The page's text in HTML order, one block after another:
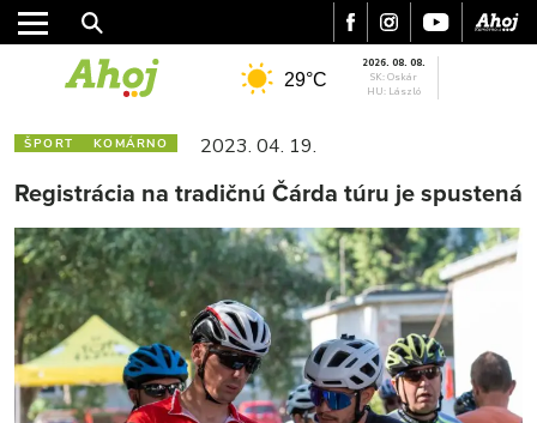
29°C
2026. 08. 08.
SK: Oskár
HU: László
ŠPORT KOMÁRNO 2023. 04. 19.
Registrácia na tradičnú Čárda túru je spustená